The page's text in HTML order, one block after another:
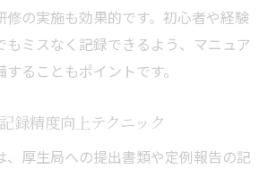
修の実施も効果的です。初心者や経験
もミスなく記録できるよう、マニュア
ることもポイントです。
録精度向上テクニック
、厚生局への提出書類や定例報告の記